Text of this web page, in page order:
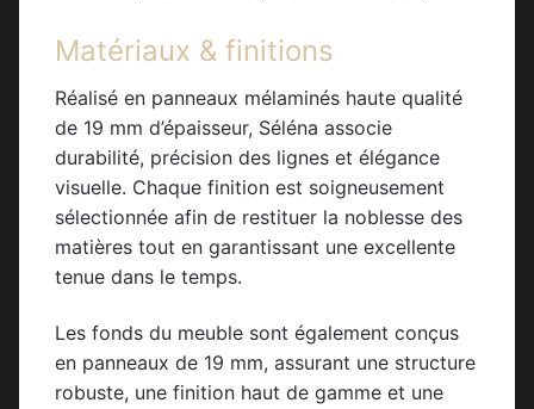
Matériaux & finitions
Réalisé en panneaux mélaminés haute qualité
de 19 mm d’épaisseur, Séléna associe
durabilité, précision des lignes et élégance
visuelle. Chaque finition est soigneusement
sélectionnée afin de restituer la noblesse des
matières tout en garantissant une excellente
tenue dans le temps.
Les fonds du meuble sont également conçus
en panneaux de 19 mm, assurant une structure
robuste, une finition haut de gamme et une